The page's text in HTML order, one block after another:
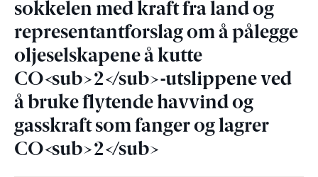
sokkelen med kraft fra land og
representantforslag om å pålegge
oljeselskapene å kutte
CO<sub>2</sub>-utslippene ved
å bruke flytende havvind og
gasskraft som fanger og lagrer
CO<sub>2</sub>